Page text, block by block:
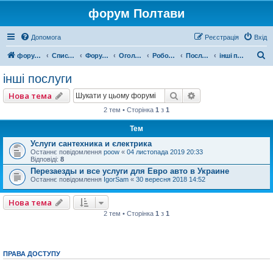
форум Полтави
Допомога Вхід
Реєстрація
форум Полтави Список форумів Форум міста Полтава Оголошення міста Полтава Робота, Послуги, Бізнес Послуги інші послуги
інші послуги
Нова тема Пошук
2 тем • Сторінка 1 з 1
Тем
Услуги сантехника и єлектрика
Останнє повідомлення poow « 04 листопада 2019 20:33
Відповіді: 8
Перезаезды и все услуги для Евро авто в Украине
Останнє повідомлення IgorSam « 30 вересня 2018 14:52
Нова тема
2 тем • Сторінка 1 з 1
ПРАВА ДОСТУПУ